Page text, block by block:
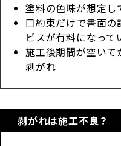
塗料の色味が想定し
口約束だけで書面の
ビスが有料になって
施工後期間が空いて
剥がれ
剥がれは施工不良？